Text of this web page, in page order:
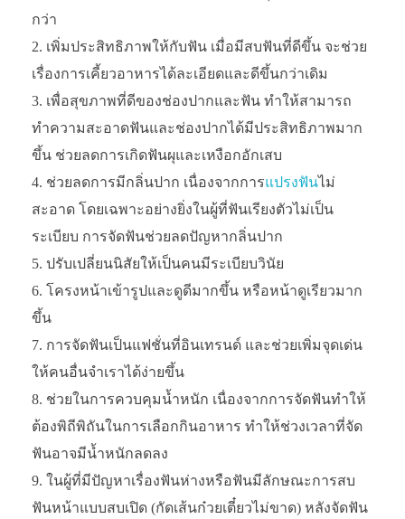
กว่า
เพิ่มประสิทธิภาพให้กับฟัน เมื่อมีสบฟันที่ดีขึ้น จะช่วย
เรื่องการเคี้ยวอาหารได้ละเอียดและดีขึ้นกว่าเดิม
เพื่อสุขภาพที่ดีของช่องปากและฟัน ทำให้สามารถ
ทำความสะอาดฟันและช่องปากได้มีประสิทธิภาพมาก
ขึ้น ช่วยลดการเกิดฟันผุและเหงือกอักเสบ
ช่วยลดการมีกลิ่นปาก เนื่องจากการแปรงฟันไม่
สะอาด โดยเฉพาะอย่างยิ่งในผู้ที่ฟันเรียงตัวไม่เป็น
ระเบียบ การจัดฟันช่วยลดปัญหากลิ่นปาก
ปรับเปลี่ยนนิสัยให้เป็นคนมีระเบียบวินัย
โครงหน้าเข้ารูปและดูดีมากขึ้น หรือหน้าดูเรียวมาก
ขึ้น
การจัดฟันเป็นแฟชั่นที่อินเทรนด์ และช่วยเพิ่มจุดเด่น
ให้คนอื่นจำเราได้ง่ายขึ้น
ช่วยในการควบคุมน้ำหนัก เนื่องจากการจัดฟันทำให้
ต้องพิถีพิถันในการเลือกกินอาหาร ทำให้ช่วงเวลาที่จัด
ฟันอาจมีน้ำหนักลดลง
ในผู้ที่มีปัญหาเรื่องฟันห่างหรือฟันมีลักษณะการสบ
ฟันหน้าแบบสบเปิด (กัดเส้นก๋วยเตี๋ยวไม่ขาด) หลังจัดฟัน